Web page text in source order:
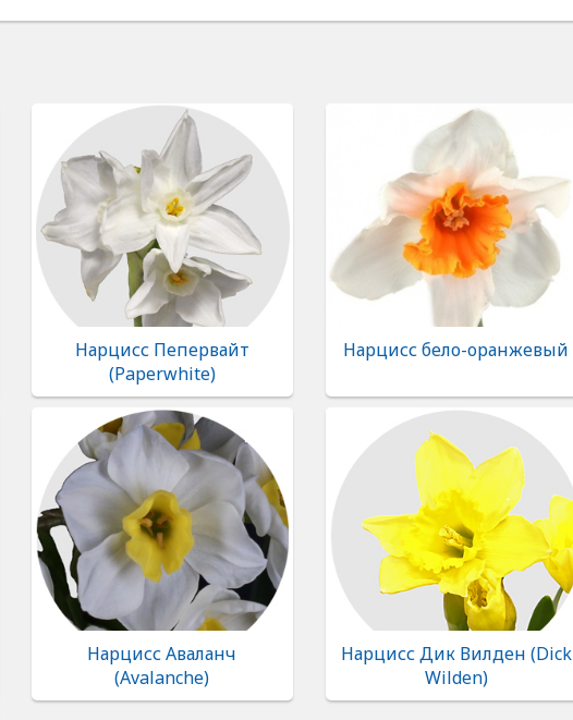
Нарцисс Пепервайт
(Paperwhite)
Нарцисс бело-оранжевый
Нарцисс Аваланч
(Avalanche)
Нарцисс Дик Вилден (Dick
Wilden)